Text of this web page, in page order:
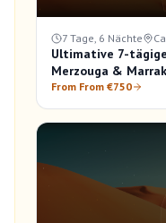
7 Tage, 6 Nächte
Ultimative 7-tägige
Merzouga &
Erlebnis
From From €750